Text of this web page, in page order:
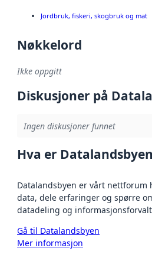
Jordbruk, fiskeri, skogbruk og mat
Nøkkelord
Ikke oppgitt
Diskusjoner på
Ingen diskusjoner funnet
Hva er
Datalandsbyen er vårt nettforum
data, dele erfaringer og spørre
datadeling og
Gå til Datalandsbyen
Mer informasjon